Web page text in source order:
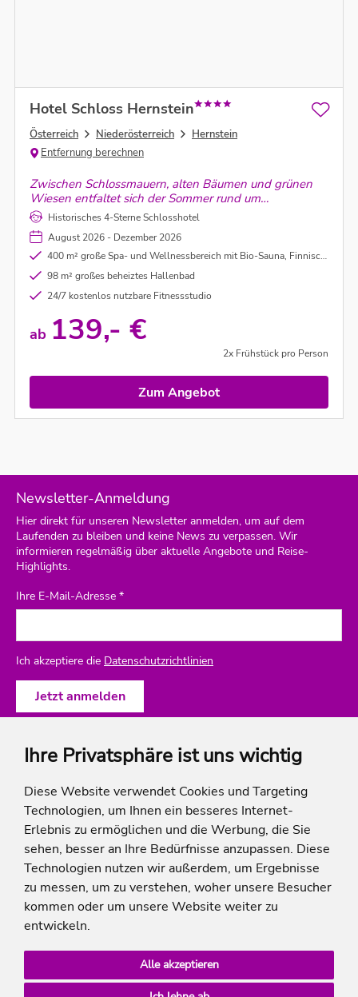
Ihre Privatsphäre ist uns wichtig
Diese Website verwendet Cookies und Targeting
Technologien, um Ihnen ein besseres Internet-
Erlebnis zu ermöglichen und die Werbung, die Sie
sehen, besser an Ihre Bedürfnisse anzupassen. Diese
Technologien nutzen wir außerdem, um Ergebnisse
zu messen, um zu verstehen, woher unsere Besucher
kommen oder um unsere Website weiter zu
entwickeln.
Alle akzeptieren
Hotel Schloss Hernstein
Österreich Niederösterreich
Hernstein
Entfernung berechnen
Zwischen Schlossmauern, alten Bäumen und grünen
Wiesen entfaltet sich der Sommer rund um
Schlosshotel Hernstein. Ein Ort für ruhige Auszeiten im
Herzen des Wienerwald.
Historisches 4-Sterne Schlosshotel
August 2026 - Dezember 2026
400 m² große Spa- und Wellnessbereich mit Bio-Sauna, Finnischer Sauna, Dampfbad und Ruhebereich
98 m² großes beheiztes Hallenbad
24/7 kostenlos nutzbare Fitnessstudio
ab 139,- €
2x Frühstück pro Person
Zum Angebot
Newsletter-Anmeldung
Hier direkt für unseren Newsletter anmelden, um auf dem
Laufenden zu bleiben und keine News zu verpassen. Wir
informieren regelmäßig über aktuelle Angebote und Reise-
Highlights.
Ihre E-Mail-Adresse *
Ich akzeptiere die Datenschutzrichtlinien
ich-will-familienurlaub
Rechtliches
auf die Summe der Preise der Einzelleistungen.
**Streichpreise beziehen sich auf die ursprünglichen Preise des Reiseveranstalters.